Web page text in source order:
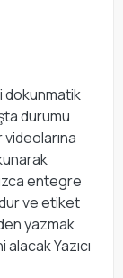
dokunmatik
durumu
videolarına
entegre
ve etiket
yazmak
Yazıcı